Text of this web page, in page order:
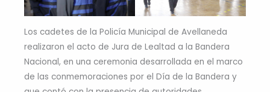
Los cadetes de la Policía Municipal de Avellaneda
realizaron el acto de Jura de Lealtad a la Bandera
Nacional, en una ceremonia desarrollada en el marco
de las conmemoraciones por el Día de la Bandera y